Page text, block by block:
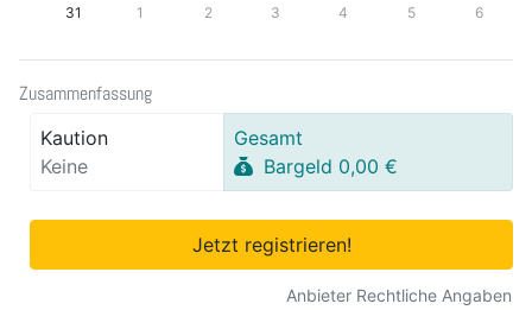
31
1 2 3 4 5 6
Zusammenfassung
Kaution
Keine
Gesamt
Bargeld 0,00 €
Jetzt registrieren!
Anbieter Rechtliche Angaben